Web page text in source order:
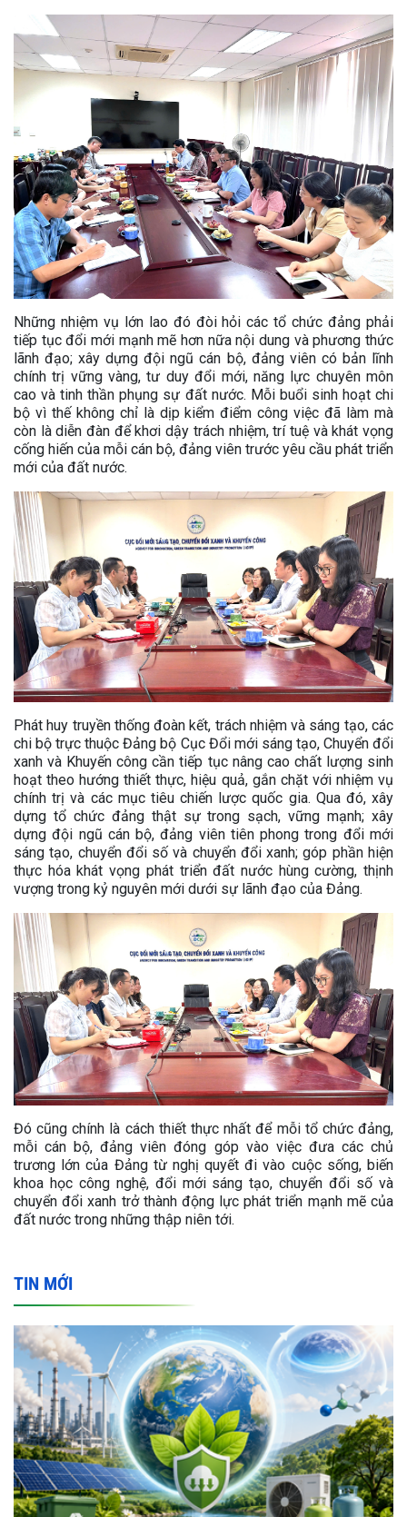
Những nhiệm vụ lớn lao đó đòi hỏi các tổ chức đảng phải
tiếp tục đổi mới mạnh mẽ hơn nữa nội dung và phương thức
lãnh đạo; xây dựng đội ngũ cán bộ, đảng viên có bản lĩnh
chính trị vững vàng, tư duy đổi mới, năng lực chuyên môn
cao và tinh thần phụng sự đất nước. Mỗi buổi sinh hoạt chi
bộ vì thế không chỉ là dịp kiểm điểm công việc đã làm mà
còn là diễn đàn để khơi dậy trách nhiệm, trí tuệ và khát vọng
cống hiến của mỗi cán bộ, đảng viên trước yêu cầu phát triển
mới của đất nước.
Phát huy truyền thống đoàn kết, trách nhiệm và sáng tạo, các
chi bộ trực thuộc Đảng bộ Cục Đổi mới sáng tạo, Chuyển đổi
xanh và Khuyến công cần tiếp tục nâng cao chất lượng sinh
hoạt theo hướng thiết thực, hiệu quả, gắn chặt với nhiệm vụ
chính trị và các mục tiêu chiến lược quốc gia. Qua đó, xây
dựng tổ chức đảng thật sự trong sạch, vững mạnh; xây
dựng đội ngũ cán bộ, đảng viên tiên phong trong đổi mới
sáng tạo, chuyển đổi số và chuyển đổi xanh; góp phần hiện
thực hóa khát vọng phát triển đất nước hùng cường, thịnh
vượng trong kỷ nguyên mới dưới sự lãnh đạo của Đảng.
Đó cũng chính là cách thiết thực nhất để mỗi tổ chức đảng,
mỗi cán bộ, đảng viên đóng góp vào việc đưa các chủ
trương lớn của Đảng từ nghị quyết đi vào cuộc sống, biến
khoa học công nghệ, đổi mới sáng tạo, chuyển đổi số và
chuyển đổi xanh trở thành động lực phát triển mạnh mẽ của
đất nước trong những thập niên tới.
TIN MỚI